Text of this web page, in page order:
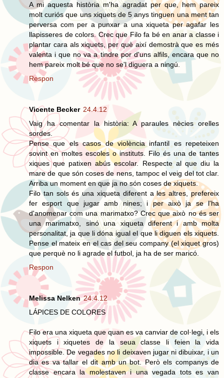
A mi aquesta història m'ha agradat per que, hem pareix
molt curiós que uns xiquets de 5 anys tinguen una ment tan
perversa com per a punxar a una xiqueta per agafar les
llapisseres de colors. Crec que Filo fa bé en anar a classe i
plantar cara als xiquets, per què així demostrà que es més
valenta i que no va a tindre por d'uns alfils, encara que no
hem pareix molt bé que no se'l diguera a ningú.
Respon
Vicente Becker 24.4.12
Vaig ha comentar la història: A paraules nècies orelles
sordes.
Pense que els casos de violència infantil es repeteixen
sovint en moltes escoles o instituts. Filo és una de tantes
xiques que patixen abús escolar. Respecte al que diu la
mare de que són coses de nens, tampoc el veig del tot clar.
Arriba un moment en que ja no són coses de xiquets.
Filo tan sols és una xiqueta diferent a les altres, prefereix
fer esport que jugar amb nines; i per això ja se l'ha
d'anomenar com una marimatxo? Crec que això no és ser
una marimatxo, sinó una xiqueta diferent i amb molta
personalitat, ja que li dóna igual el que li diguen els xiquets.
Pense el mateix en el cas del seu company (el xiquet gros)
que perquè no li agrade el futbol, ja ha de ser maricó.
Respon
Melissa Nelken 24.4.12
LÁPICES DE COLORES
Filo era una xiqueta que quan es va canviar de col·legi, i els
xiquets i xiquetes de la seua classe li feien la vida
impossible. De vegades no li deixaven jugar ni dibuixar, i un
dia es va tallar el dit amb un bot. Però els companys de
classe encara la molestaven i una vegada tots es van